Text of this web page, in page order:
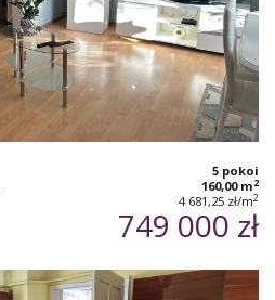
5 pokoi
160,00 m2
4 681,25 zł/m2
749 000 zł